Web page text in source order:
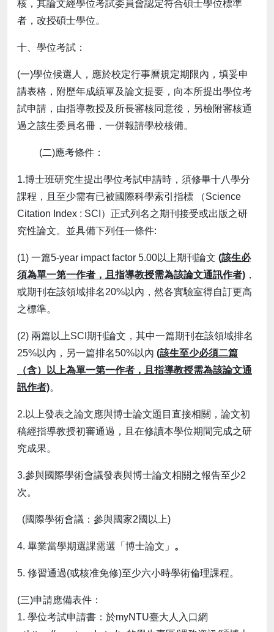
核，其論文經學位考試委員會認定符合碩士學位標準
者，改授碩士學位。
十、學位考試：
(一)學位候選人，應於校定行事曆規定期限內，填妥申
請表格，附歷年成績單及論文提要，向本所提出學位考
試申請，由指導教授及所長審核同意後，另檢附審核通
過之該生委員名冊，一併報請學校核備。
(二)應考條件：
1.博士班研究生提出學位考試申請時，須修畢十八學分
課程，且至少需有已被國際科學索引指標 （Science
Citation Index : SCI）正式列名之期刊接受或出版之研
究性論文。並具備下列任一條件:
(1) 一篇5-year impact factor 5.00以上期刊論文 (該生必
須為單一第一作者，且指導教授需為該論文通訊作者) ，
或期刊在該領域排名20%以內，然各實驗室得自訂更高
之標準。
(2) 兩篇以上SCI期刊論文，其中一篇期刊在該領域排名
25%以內，另一篇排名50%以內 (該生至少必須二篇
（含）以上為單一第一作者，且指導教授需為該論文通
訊作者)。
2.以上發表之論文應與博士論文題目直接相關，論文初
稿經指導教授初審通過，且在修讀本學位期間完成之研
究成果。
3.參與國際學術會議發表與博士論文相關之報告至少2
次。
(國際學術會議：參與國家2國以上)
4. 畢業當學期選課需選「博士論文」 。
5. 修習通過(或核准免修)至少六小時學術倫理課程。
(三)申請應備表件：
1. 學位考試申請書：於myNTU臺大人入口網